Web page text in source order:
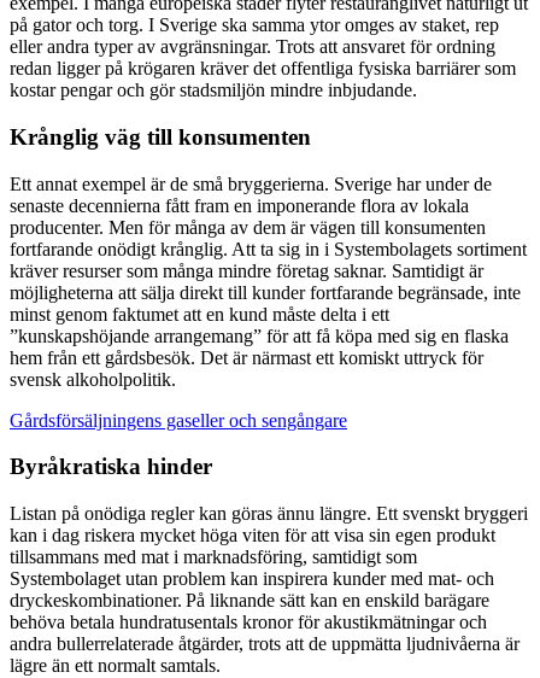
på gator och torg. I Sverige ska samma ytor omges av staket, rep
eller andra typer av avgränsningar. Trots att ansvaret för ordning
redan ligger på krögaren kräver det offentliga fysiska barriärer som
kostar pengar och gör stadsmiljön mindre inbjudande.
Krånglig väg till konsumenten
Ett annat exempel är de små bryggerierna. Sverige har under de
senaste decennierna fått fram en imponerande flora av lokala
producenter. Men för många av dem är vägen till konsumenten
fortfarande onödigt krånglig. Att ta sig in i Systembolagets sortiment
kräver resurser som många mindre företag saknar. Samtidigt är
möjligheterna att sälja direkt till kunder fortfarande begränsade, inte
minst genom faktumet att en kund måste delta i ett
”kunskapshöjande arrangemang” för att få köpa med sig en flaska
hem från ett gårdsbesök. Det är närmast ett komiskt uttryck för
svensk alkoholpolitik.
Gårdsförsäljningens gaseller och sengångare
Byråkratiska hinder
Listan på onödiga regler kan göras ännu längre. Ett svenskt bryggeri
kan i dag riskera mycket höga viten för att visa sin egen produkt
tillsammans med mat i marknadsföring, samtidigt som
Systembolaget utan problem kan inspirera kunder med mat- och
dryckeskombinationer. På liknande sätt kan en enskild barägare
behöva betala hundratusentals kronor för akustikmätningar och
andra bullerrelaterade åtgärder, trots att de uppmätta ljudnivåerna är
lägre än ett normalt samtals.